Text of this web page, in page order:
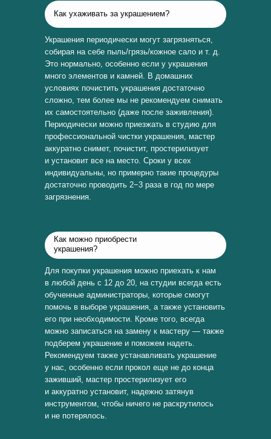
Как ухаживать за украшением?
Украшения периодически могут загрязняться,
собирая на себе пыль/грязь/кожное сало и т. д.
Это нормально, особенно если у украшения
много элементов и камней. В домашних
условиях почистить украшения достаточно
сложно, тем более мы не рекомендуем снимать
их самостоятельно (даже после заживления).
Периодически можно приезжать в студию для
профессиональной чистки украшения, мастер
аккуратно снимет, почистит, простерилизует
и установит все на место. Сроки у всех
индивидуальны, но примерно такие процедуры
достаточно проводить 2−3 раза в год по мере
загрязнения.
Как можно приобрести
украшения?
Для покупки украшения можно приехать к нам
в любой день с 12 до 20, на студии всегда есть
обученные администраторы, которые смогут
помочь в выборе украшения, а также установить
его при необходимости. Кроме того, всегда
можно записаться на замену к мастеру — также
подберем украшение и поможем надеть.
Рекомендуем также устанавливать украшение
у нас, особенно если прокол еще не до конца
заживший, мастер простерилизует его
и аккуратно установит, надежно затянув
инструментом, чтобы ничего не раскрутилось
и не потерялось.